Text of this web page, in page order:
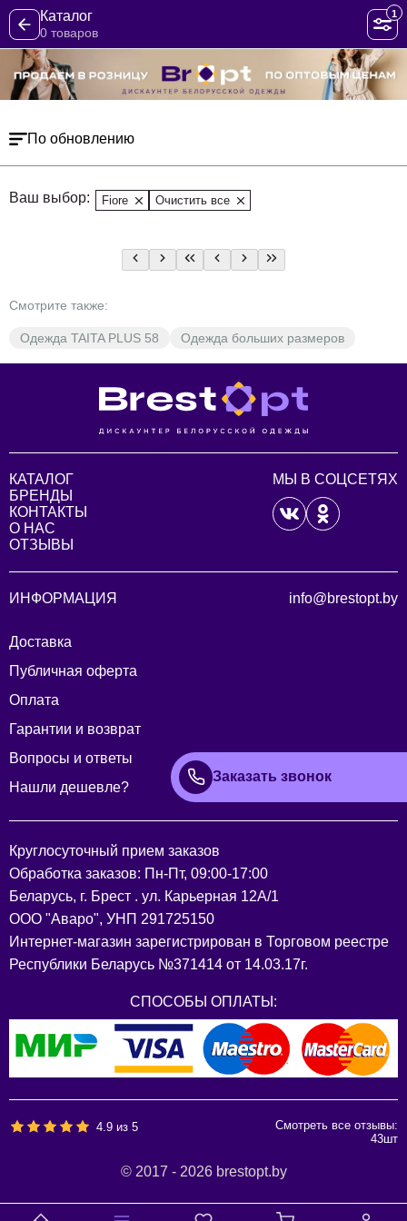
Каталог
0 товаров
1
По обновлению
Ваш выбор: Fiore Очистить все
Смотрите также:
Одежда TAITA PLUS 58 Одежда больших размеров
КАТАЛОГ
БРЕНДЫ
КОНТАКТЫ
О НАС
ОТЗЫВЫ
МЫ В СОЦСЕТЯХ
ИНФОРМАЦИЯ
Доставка
Публичная оферта
Оплата
Гарантии и возврат
Вопросы и ответы
Нашли дешевле?
info@brestopt.by
Заказать звонок
Круглосуточный прием заказов
Обработка заказов: Пн-Пт, 09:00-17:00
Беларусь, г. Брест . ул. Карьерная 12А/1
ООО "Аваро", УНП 291725150
Интернет-магазин зарегистрирован в Торговом реестре
Республики Беларусь №371414 от 14.03.17г.
СПОСОБЫ ОПЛАТЫ:
4.9 из5
Смотреть все отзывы:
43шт
© 2017 - 2026 brestopt.by